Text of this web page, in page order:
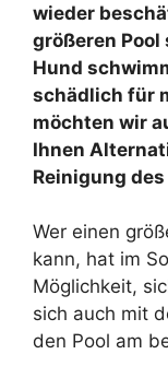
wieder
größeren Pool
Hund
schädlich für
möchten wir
Ihnen
Reinigung des
Wer einen
kann, hat im
Möglichkeit,
sich auch mit
den Pool am